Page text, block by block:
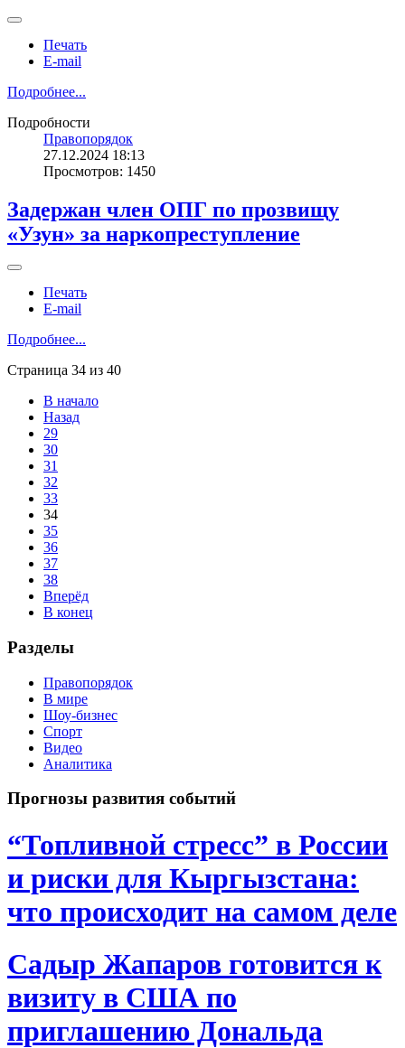
Печать
E-mail
Подробнее...
Подробности
Правопорядок
27.12.2024 18:13
Просмотров: 1450
Задержан член ОПГ по прозвищу
«Узун» за наркопреступление
Печать
E-mail
Подробнее...
Страница 34 из 40
В начало
Назад
29
30
31
32
33
34
35
36
37
38
Вперёд
В конец
Разделы
Правопорядок
В мире
Шоу-бизнес
Спорт
Видео
Аналитика
Прогнозы развития событий
“Топливной стресс” в России
и риски для Кыргызстана:
что происходит на самом деле
Садыр Жапаров готовится к
визиту в США по
приглашению Дональда